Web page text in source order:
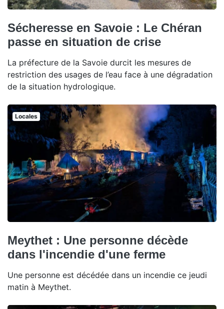
Sécheresse en Savoie : Le Chéran
passe en situation de crise
La préfecture de la Savoie durcit les mesures de
restriction des usages de l’eau face à une dégradation
de la situation hydrologique.
Locales
Meythet : Une personne décède
dans l'incendie d'une ferme
Une personne est décédée dans un incendie ce jeudi
matin à Meythet.